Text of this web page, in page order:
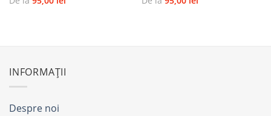
INFORMAȚII
Despre noi